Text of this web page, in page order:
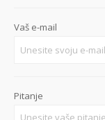
Vaš e-mail
Pitanje